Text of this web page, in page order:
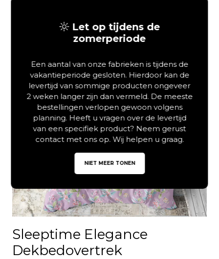
Aanvullende informatie
Sleeptime Elegance
Dekbedovertrek
Let op tijdens de
zomerperiode
Een aantal van onze fabrieken is tijdens de
vakantieperiode gesloten. Hierdoor kan de
levertijd van sommige producten ongeveer
2 weken langer zijn dan vermeld. De meeste
bestellingen verlopen gewoon volgens
planning. Heeft u vragen over de levertijd
van een specifiek product? Neem gerust
contact met ons op. Wij helpen u graag.
NIET MEER TONEN